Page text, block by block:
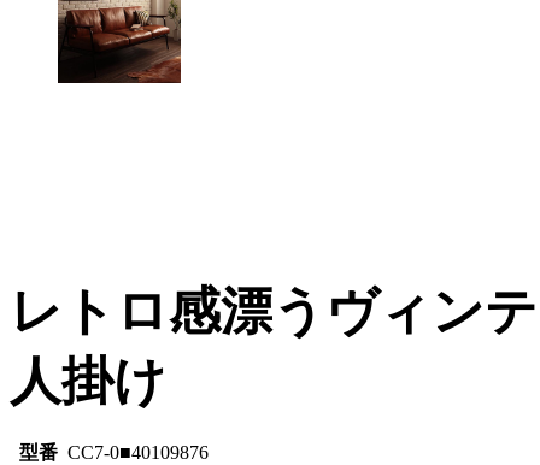
レトロ感漂うヴィン
人掛け
型番 CC7-0■40109876